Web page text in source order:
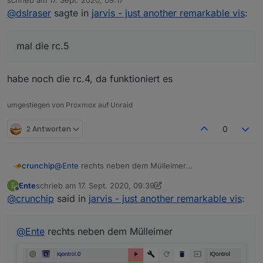
anders aus als im Wiki. Zuerst habe ich meine HUE
Wie bekomme ich das nun in die "Anzeige"
Fenster und es passiert nichts ? Mehr Felder zum
zuletzt editiert von
@dslraser sagte in jarvis - just another remarkable vis:
mal die rc.5
habe noch die rc.4, da funktioniert es
umgestiegen von Proxmox auf Unraid
2 Antworten 0
crunchip@Ente rechts neben dem Mülleimer
E Enteschrieb am 17. Sept. 2020, 09:39
zuletzt editiert von Ente
@crunchip said in jarvis - just another remarkable vis:
@Ente rechts neben dem Mülleimer